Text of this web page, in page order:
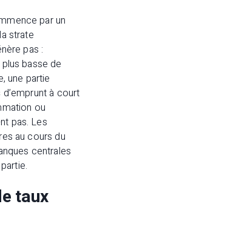
par un
strate
pas :
basse de
une partie
à court
ou
pas. Les
au cours du
centrales
taux